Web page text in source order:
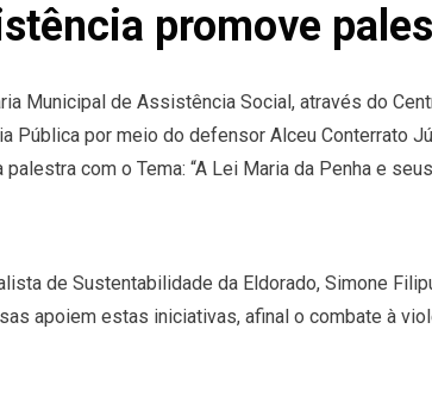
promove
Municipal de Assistência Social, através do
Pública por meio do defensor Alceu Conterrato
palestra com o Tema: “A Lei Maria da Penha e
de Sustentabilidade da Eldorado, Simone
apoiem estas iniciativas, afinal o combate à